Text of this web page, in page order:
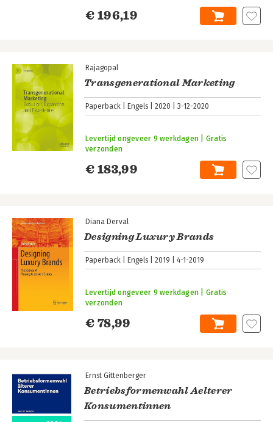
€ 196,19
Rajagopal
Transgenerational Marketing
Paperback Engels 2020 3-12-2020
€ 183,99
Levertijd ongeveer 9 werkdagen | Gratis
verzonden
Diana Derval
Designing Luxury Brands
Paperback Engels 2019 4-1-2019
€ 78,99
Levertijd ongeveer 9 werkdagen | Gratis
verzonden
Ernst Gittenberger
Betriebsformenwahl Aelterer
Konsumentinnen